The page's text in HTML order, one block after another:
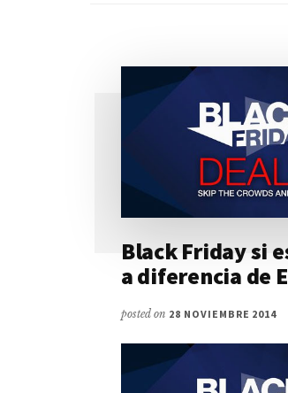
Black Friday si
a diferencia de
posted on 28 NOVIEMBRE 2014